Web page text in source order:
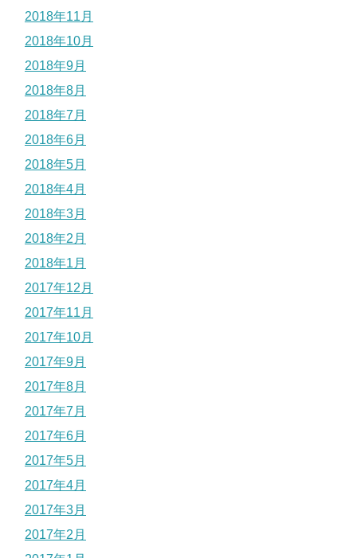
2018年11月
2018年10月
2018年9月
2018年8月
2018年7月
2018年6月
2018年5月
2018年4月
2018年3月
2018年2月
2018年1月
2017年12月
2017年11月
2017年10月
2017年9月
2017年8月
2017年7月
2017年6月
2017年5月
2017年4月
2017年3月
2017年2月